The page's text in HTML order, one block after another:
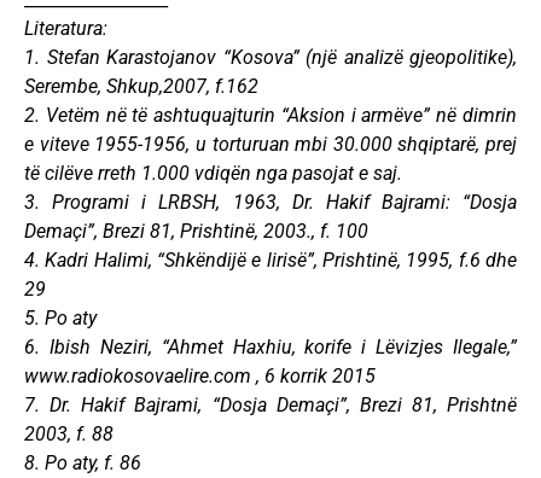
Literatura:
1. Stefan Karastojanov “Kosova” (një analizë gjeopolitike),
Serembe, Shkup,2007, f.162
2. Vetëm në të ashtuquajturin “Aksion i armëve” në dimrin
e viteve 1955-1956, u torturuan mbi 30.000 shqiptarë, prej
të cilëve rreth 1.000 vdiqën nga pasojat e saj.
3. Programi i LRBSH, 1963, Dr. Hakif Bajrami: “Dosja
Demaçi”, Brezi 81, Prishtinë, 2003., f. 100
4. Kadri Halimi, “Shkëndijë e lirisë”, Prishtinë, 1995, f.6 dhe
29
5. Po aty
6. Ibish Neziri, “Ahmet Haxhiu, korife i Lëvizjes Ilegale,”
www.radiokosovaelire.com , 6 korrik 2015
7. Dr. Hakif Bajrami, “Dosja Demaçi”, Brezi 81, Prishtnë
2003, f. 88
8. Po aty, f. 86